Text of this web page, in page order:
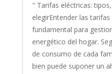
" Tarifas eléctricas:
elegirEntender las
fundamental para
energético del hogar.
de consumo de cada
bien puede suponer un